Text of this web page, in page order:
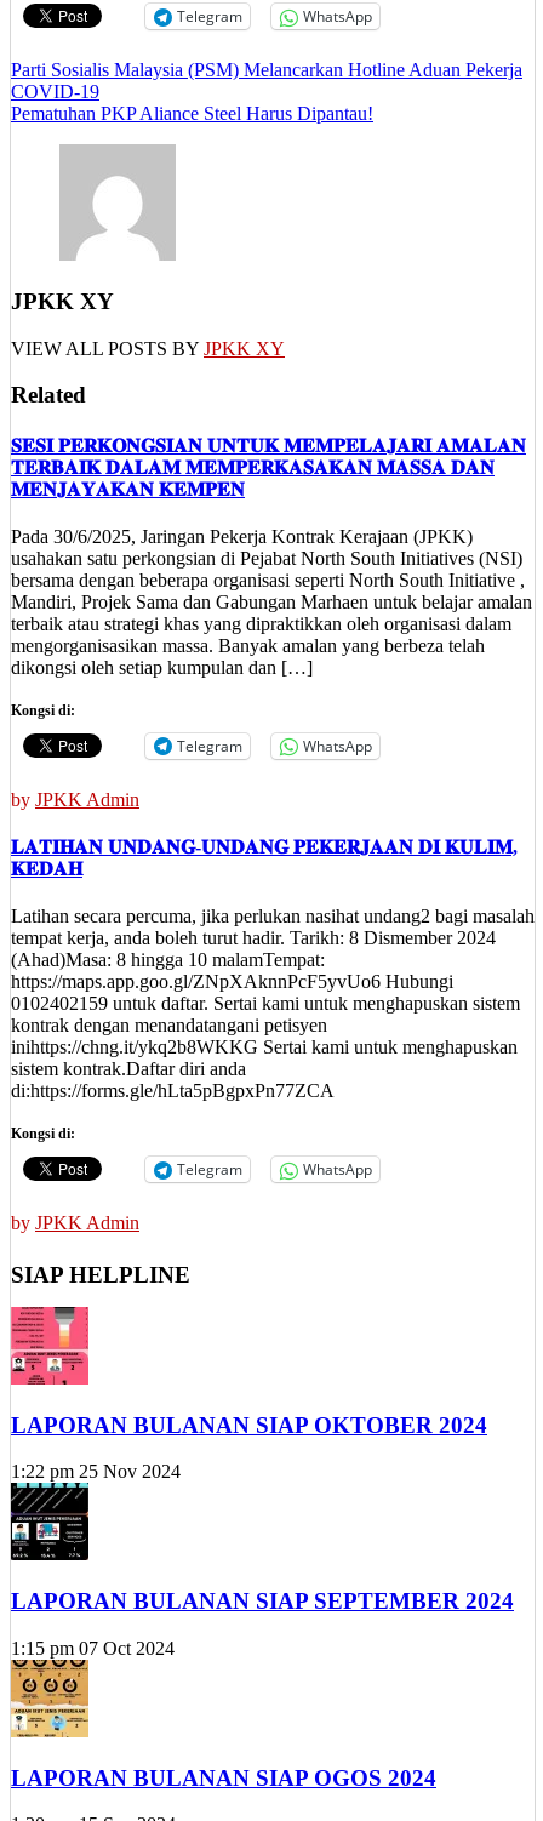
Telegram WhatsApp
Post
navigation
Parti Sosialis Malaysia (PSM) Melancarkan Hotline Aduan Pekerja
COVID-19
Pematuhan PKP Aliance Steel Harus Dipantau!
JPKK XY
VIEW ALL POSTS BY JPKK XY
Related
𝐒𝐄𝐒𝐈 𝐏𝐄𝐑𝐊𝐎𝐍𝐆𝐒𝐈𝐀𝐍 𝐔𝐍𝐓𝐔𝐊 𝐌𝐄𝐌𝐏𝐄𝐋𝐀𝐉𝐀𝐑𝐈 𝐀𝐌𝐀𝐋𝐀𝐍
𝐓𝐄𝐑𝐁𝐀𝐈𝐊 𝐃𝐀𝐋𝐀𝐌 𝐌𝐄𝐌𝐏𝐄𝐑𝐊𝐀𝐒𝐀𝐊𝐀𝐍 𝐌𝐀𝐒𝐒𝐀 𝐃𝐀𝐍
𝐌𝐄𝐍𝐉𝐀𝐘𝐀𝐊𝐀𝐍 𝐊𝐄𝐌𝐏𝐄𝐍
Pada 30/6/2025, Jaringan Pekerja Kontrak Kerajaan (JPKK)
usahakan satu perkongsian di Pejabat North South Initiatives (NSI)
bersama dengan beberapa organisasi seperti North South Initiative ,
Mandiri, Projek Sama dan Gabungan Marhaen untuk belajar amalan
terbaik atau strategi khas yang dipraktikkan oleh organisasi dalam
mengorganisasikan massa. Banyak amalan yang berbeza telah
dikongsi oleh setiap kumpulan dan […]
Kongsi di:
Telegram WhatsApp
by JPKK Admin
𝐋𝐀𝐓𝐈𝐇𝐀𝐍 𝐔𝐍𝐃𝐀𝐍𝐆-𝐔𝐍𝐃𝐀𝐍𝐆 𝐏𝐄𝐊𝐄𝐑𝐉𝐀𝐀𝐍 𝐃𝐈 𝐊𝐔𝐋𝐈𝐌,
𝐊𝐄𝐃𝐀𝐇
Latihan secara percuma, jika perlukan nasihat undang2 bagi masalah
tempat kerja, anda boleh turut hadir. Tarikh: 8 Dismember 2024
(Ahad)Masa: 8 hingga 10 malamTempat:
https://maps.app.goo.gl/ZNpXAknnPcF5yvUo6 Hubungi
0102402159 untuk daftar. Sertai kami untuk menghapuskan sistem
kontrak dengan menandatangani petisyen
inihttps://chng.it/ykq2b8WKKG Sertai kami untuk menghapuskan
sistem kontrak.Daftar diri anda
di:https://forms.gle/hLta5pBgpxPn77ZCA
Kongsi di:
Telegram WhatsApp
by JPKK Admin
SIAP HELPLINE
LAPORAN BULANAN SIAP OKTOBER 2024
1:22 pm 25 Nov 2024
LAPORAN BULANAN SIAP SEPTEMBER 2024
1:15 pm 07 Oct 2024
LAPORAN BULANAN SIAP OGOS 2024